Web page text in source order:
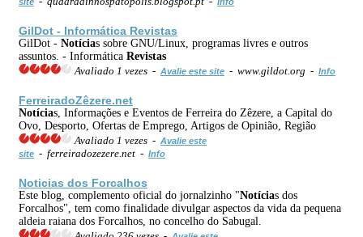
GilDot - Informática Revistas
GilDot - Notícias sobre GNU/Linux, programas livres e outros
assuntos. - Informática Revistas
Avaliado 1 vezes - Avalie este site - www.gildot.org - Info
FerreiradoZêzere.net
Notícias, Informações e Eventos de Ferreira do Zêzere, a Capital do
Ovo, Desporto, Ofertas de Emprego, Artigos de Opinião, Região
Avaliado 1 vezes - Avalie este
site - ferreiradozezere.net - Info
Noticias dos Forcalhos
Este blog, complemento oficial do jornalzinho "Notícias dos
Forcalhos", tem como finalidade divulgar aspectos da vida da pequena
aldeia raiana dos Forcalhos, no concelho do Sabugal.